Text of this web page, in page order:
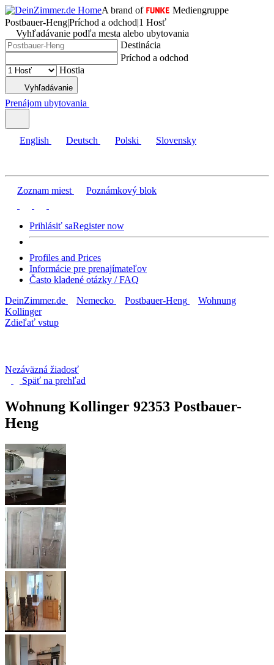
A brand of
Mediengruppe
Postbauer-Heng|Príchod a odchod|1 Hosť
Vyhľadávanie podľa mesta alebo ubytovania
Destinácia
Príchod a odchod
Hostia
Vyhľadávanie
Prenájom ubytovania
English Deutsch Polski Slovensky
Zoznam miest Poznámkový blok
Prihlásiť saRegister now
Profiles and Prices
Informácie pre prenajímateľov
Často kladené otázky / FAQ
DeinZimmer.de
Nemecko Postbauer-Heng
Wohnung
Kollinger
Zdieľať vstup
Nezáväzná žiadosť
Späť na prehľad
Wohnung Kollinger 92353 Postbauer-
Heng